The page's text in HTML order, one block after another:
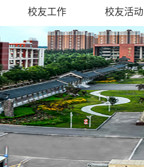
校友工作 校友活动